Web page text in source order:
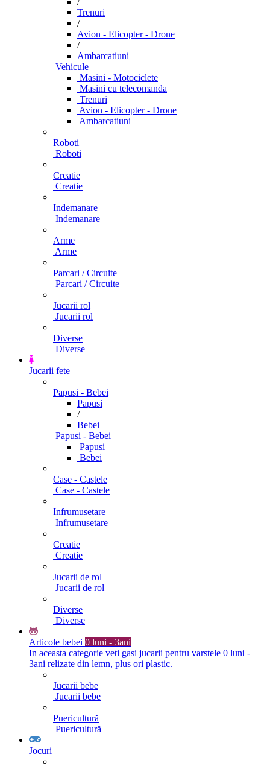
Trenuri
/
Avion - Elicopter - Drone
/
Ambarcatiuni
Vehicule
Masini - Motociclete
Masini cu telecomanda
Trenuri
Avion - Elicopter - Drone
Ambarcatiuni
Roboti
Roboti
Creatie
Creatie
Indemanare
Indemanare
Arme
Arme
Parcari / Circuite
Parcari / Circuite
Jucarii rol
Jucarii rol
Diverse
Diverse
Jucarii fete
Papusi - Bebei
Papusi
/
Bebei
Papusi - Bebei
Papusi
Bebei
Case - Castele
Case - Castele
Infrumusetare
Infrumusetare
Creatie
Creatie
Jucarii de rol
Jucarii de rol
Diverse
Diverse
Articole bebei 0 luni - 3ani
In aceasta categorie veti gasi jucarii pentru varstele 0 luni -
3ani relizate din lemn, plus ori plastic.
Jucarii bebe
Jucarii bebe
Puericultură
Puericultură
Jocuri